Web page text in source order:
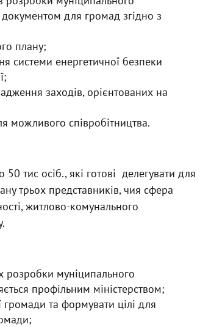
для громад згідно з
плану;
системи енергетичної безпеки
заходів, орієнтованих на
можливого співробітництва.
тис осіб., які готові делегувати для
трьох представників, чия сфера
житлово-комунального
муніципального
профільним міністерством;
громади та формувати цілі для